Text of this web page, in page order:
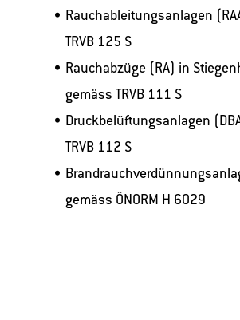
Rauchableitungsanlagen
TRVB 125 S
Rauchabzüge (RA) in
gemäss TRVB 111 S
Druckbelüftungsanlagen
TRVB 112 S
gemäss ÖNORM H 6029